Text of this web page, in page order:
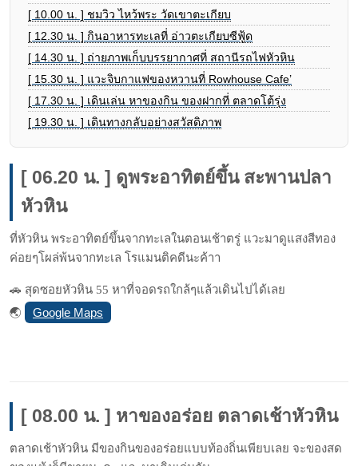
[ 10.00 น. ] ชมวิว ไหว้พระ วัดเขาตะเกียบ
[ 12.30 น. ] กินอาหารทะเลที่ อ่าวตะเกียบซีฟู้ด
[ 14.30 น. ] ถ่ายภาพเก็บบรรยากาศที่ สถานีรถไฟหัวหิน
[ 15.30 น. ] แวะจิบกาแฟของหวานที่ Rowhouse Cafe’
[ 17.30 น. ] เดินเล่น หาของกิน ของฝากที่ ตลาดโต้รุ่ง
[ 19.30 น. ] เดินทางกลับอย่างสวัสดิภาพ
[ 06.20 น. ] ดูพระอาทิตย์ขึ้น สะพานปลา
หัวหิน
ที่หัวหิน พระอาทิตย์ขึ้นจากทะเลในตอนเช้าตรู่ แวะมาดูแสงสีทอง
ค่อยๆโผล่พ้นจากทะเล โรแมนติคดีนะค้าา
🚗 สุดซอยหัวหิน 55 หาที่จอดรถใกล้ๆแล้วเดินไปได้เลย
🌏
Google Maps
[ 08.00 น. ] หาของอร่อย ตลาดเช้าหัวหิน
ตลาดเช้าหัวหิน มีของกินของอร่อยแบบท้องถิ่นเพียบเลย จะของสด